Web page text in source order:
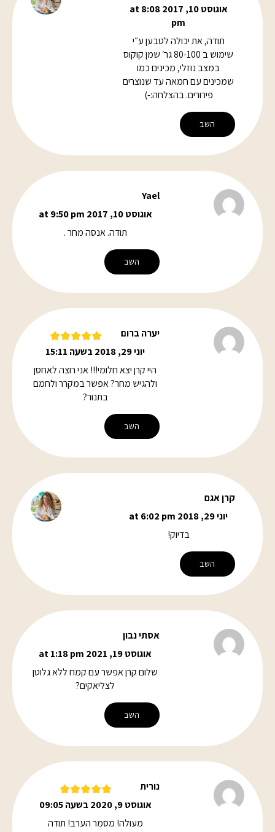
אוגוסט 10, 2017 at 8:08
pm
תודה, את יכולה לטבען ע״י
שימוש ב 80-100 גר׳ שמן קוקוס
במצב נוזלי, מכינים כמו
שמכינים עם חמאה עד שנוצרים
פירורים. בהצלחה:-)
השב
Yael
אוגוסט 10, 2017 at 9:50 pm
תודה. אנסה מחר .
השב
יערה ברום
יוני 29, 2018 בשעה 15:11
היי קרן יצא חלומי!!! אני רוצה לאחסן
ולהגיש מחר? אפשר במקרר ולחמם
בתנור?
השב
קרן אגם
יוני 29, 2018 at 6:02 pm
בדיוק!
השב
אסתי נבון
אוגוסט 19, 2021 at 1:18 pm
שלום קרן אפשר עם קמח ללא גלוטן
לצליאקים?
השב
נורית
אוגוסט 9, 2020 בשעה 09:05
מעולה! מסמר הערב! תודה